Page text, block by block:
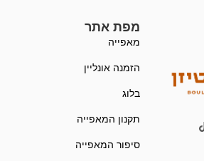
מפת אתר
מאפייה
הזמנה אונליין
בלוג
תקנון המאפייה
סיפור המאפייה